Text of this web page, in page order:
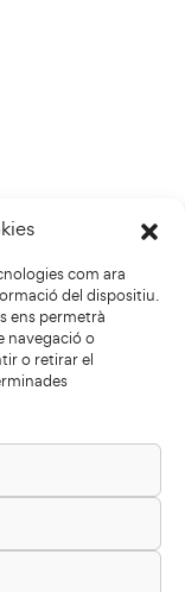
com ara
del dispositiu.
ens permetrà
navegació o
o retirar el